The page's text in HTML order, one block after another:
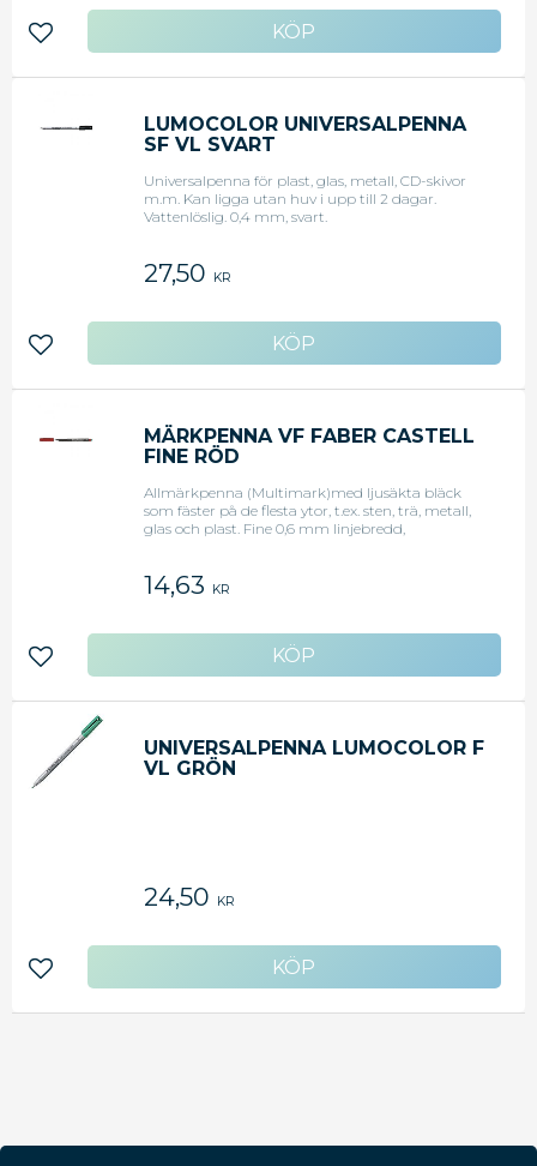
Lägg till i favoriter
LUMOCOLOR UNIVERSALPENNA
SF VL SVART
Universalpenna för plast, glas, metall, CD-skivor
m.m. Kan ligga utan huv i upp till 2 dagar.
Vattenlöslig. 0,4 mm, svart.
27,50 KR
Lägg till i favoriter
MÄRKPENNA VF FABER CASTELL
FINE RÖD
Allmärkpenna (Multimark)med ljusäkta bläck
som fäster på de flesta ytor, t.ex. sten, trä, metall,
glas och plast. Fine 0,6 mm linjebredd,
14,63 KR
Lägg till i favoriter
UNIVERSALPENNA LUMOCOLOR F
VL GRÖN
24,50 KR
Lägg till i favoriter